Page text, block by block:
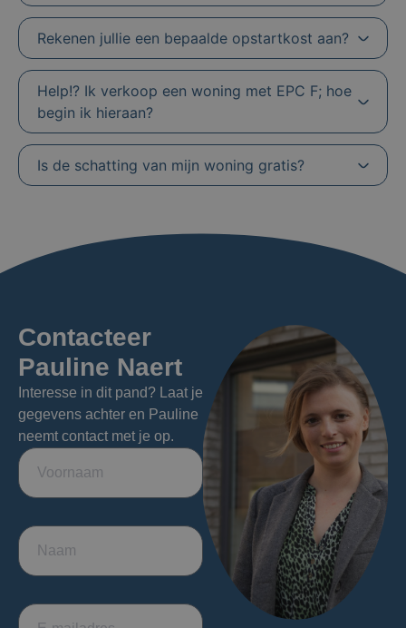
Rekenen jullie een bepaalde opstartkost aan?
Help!? Ik verkoop een woning met EPC F; hoe
begin ik hieraan?
Is de schatting van mijn woning gratis?
Contacteer
Pauline Naert
Interesse in dit pand? Laat je
gegevens achter en Pauline
neemt contact met je op.